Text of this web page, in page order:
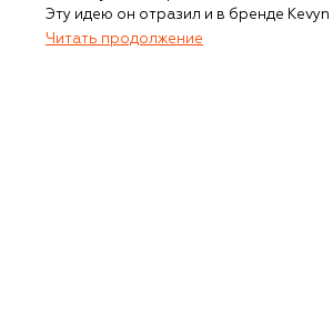
Эту идею он отразил и в бренде Kevyn
Читать продолжение